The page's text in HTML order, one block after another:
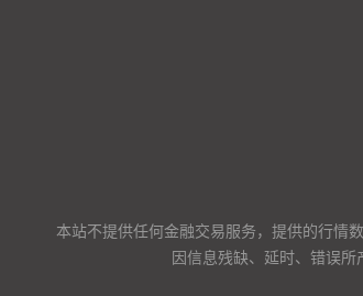
本站不提供任何金融交易服务，提供的行情
因信息残缺、延时、错误所